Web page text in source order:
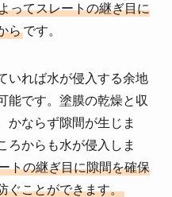
ってスレートの継ぎ目に
らです。
いれば水が侵入する余地
能です。塗膜の乾燥と収
かならず隙間が生じま
ろからも水が侵入しま
トの継ぎ目に隙間を確保
ぐことができます。